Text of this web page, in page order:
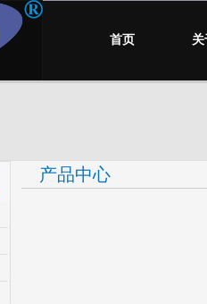
首页 关
产品中心